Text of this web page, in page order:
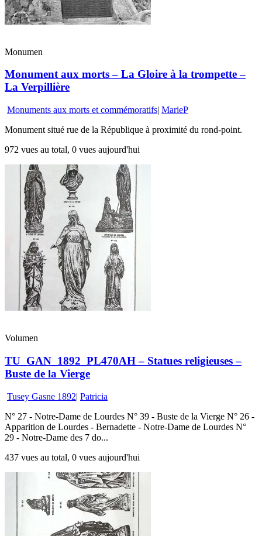
Monumen
Monument aux morts – La Gloire à la trompette –
La Verpillière
Monuments aux morts et commémoratifs| MarieP
Monument situé rue de la République à proximité du rond-point.
972 vues au total, 0 vues aujourd'hui
Volumen
TU_GAN_1892_PL470AH – Statues religieuses –
Buste de la Vierge
Tusey Gasne 1892| Patricia
N° 27 - Notre-Dame de Lourdes N° 39 - Buste de la Vierge N° 26 -
Apparition de Lourdes - Bernadette - Notre-Dame de Lourdes N°
29 - Notre-Dame des 7 do...
437 vues au total, 0 vues aujourd'hui